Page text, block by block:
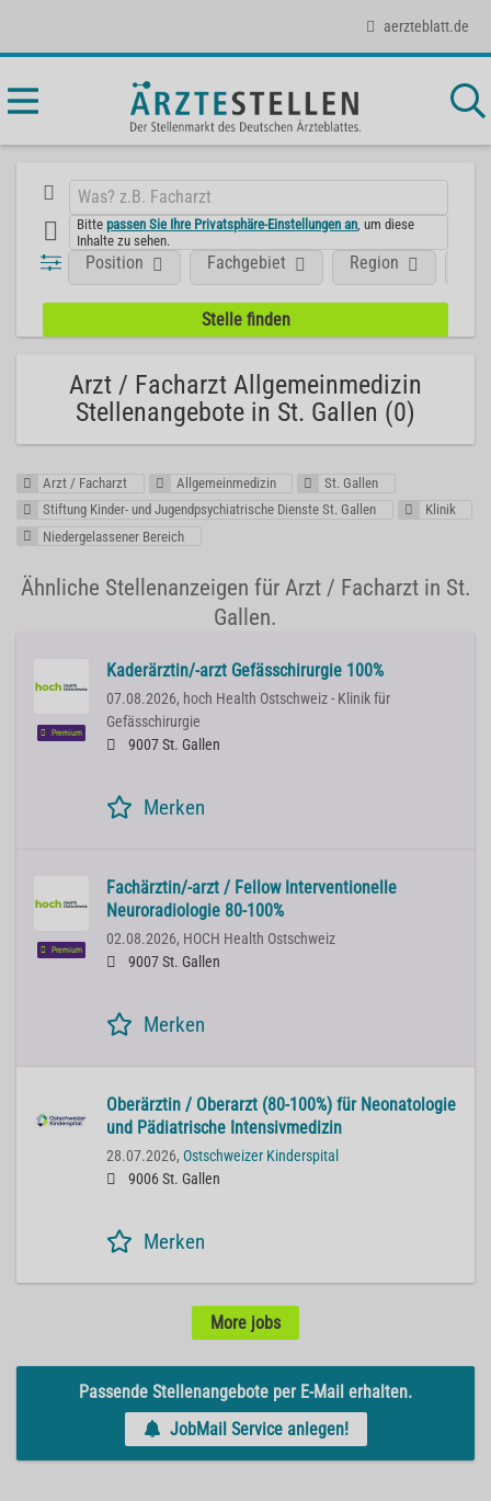
aerzteblatt.de
Bittepassen Sie Ihre Privatsphäre-Einstellungen an , um diese
Inhalte zu sehen.
Position Fachgebiet Region
Arzt / Facharzt Allgemeinmedizin
Stellenangebote in St. Gallen (0)
Arzt / Facharzt Allgemeinmedizin
St. Gallen
Stiftung Kinder- und Jugendpsychiatrische Dienste St. Gallen
Klinik
Niedergelassener Bereich
Ähnliche Stellenanzeigen für Arzt / Facharzt in St.
Gallen.
Premium
Kaderärztin/-arzt Gefässchirurgie 100%
07.08.2026, hoch Health Ostschweiz - Klinik für
Gefässchirurgie
9007 St. Gallen
Merken
Premium
Fachärztin/-arzt / Fellow Interventionelle
Neuroradiologie 80-100%
02.08.2026, HOCH Health Ostschweiz
9007 St. Gallen
Merken
Oberärztin / Oberarzt (80-100%) für Neonatologie
und Pädiatrische Intensivmedizin
28.07.2026, Ostschweizer Kinderspital
9006 St. Gallen
Merken
More jobs
Passende Stellenangebote per E-Mail erhalten.
JobMail Service anlegen!